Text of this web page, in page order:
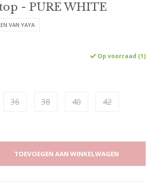
- PURE WHITE
VAN YAYA
Op voorraad (1)
36 38 40 42
TOEVOEGEN AAN WINKELWAGEN